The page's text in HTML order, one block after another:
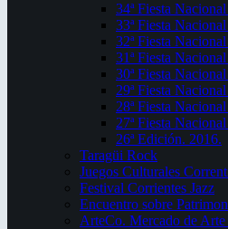
34ª Fiesta
33ª Fiesta
32ª Fiesta
31ª Fiesta
30ª Fiesta
29ª Fiesta
28ª Fiesta
27ª Fiesta
26ª Edición. 2016.
Taragüi Rock
Juegos Culturales
Festival Corrientes Jazz
Encuentro sobre
ArteCo. Mercado de Arte